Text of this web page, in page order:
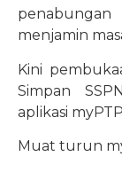
penabungan
menjamin
Kini
Simpan
aplikasi
Muat turun